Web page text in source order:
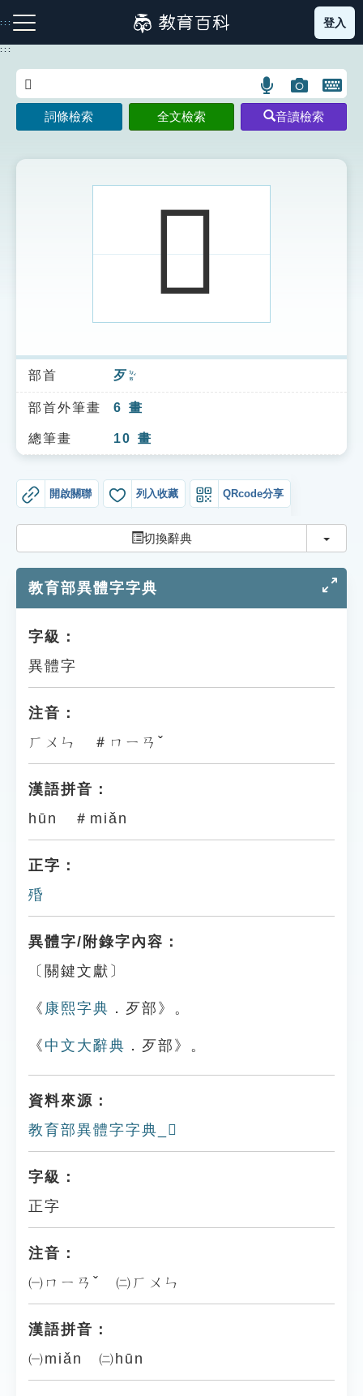
到
主
:::
注音索引圖示 筆畫索引圖示 部首索引表圖示
索引選單
知識索引
單字索引
貓頭鷹博士
登入
:::
語
言
搜
示
圖
片
搜
開
鍵
圖
詞條檢索 全文檢索 音讀檢索
𣧾
部首 歹 ㄉㄞˇ
部首外筆畫 6 畫
總筆畫 10 畫
開啟關聯 列入收藏 QRcode分享
切換辭典 切換
教育部異體字字典
字級：
異體字
注音：
ㄏㄨㄣ ＃ㄇㄧㄢˇ
漢語拼音：
hūn ＃miǎn
正字：
殙
異體字/附錄字內容：
〔關鍵文獻〕
《 康熙字典 ．歹部》。
《 中文大辭典 ．歹部》。
資料來源：
教育部異體字字典_𣧾
字級：
正字
注音：
㈠ㄇㄧㄢˇ ㈡ㄏㄨㄣ
漢語拼音：
㈠miǎn ㈡hūn